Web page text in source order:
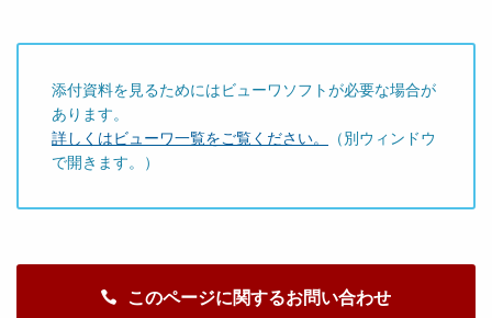
添付資料を見るためにはビューワソフトが必要な場合が
あります。
詳しくはビューワ一覧をご覧ください。
（別ウィンドウ
で開きます。）
このページに関するお問い合わせ